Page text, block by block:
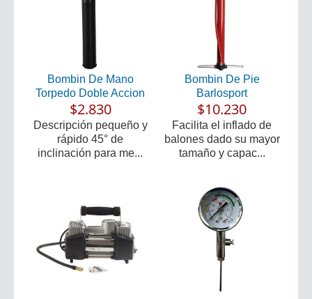
Bombin De Mano
Torpedo Doble Accion
$2.830
Descripción pequeño y
rápido 45° de
inclinación para me...
Bombin De Pie
Barlosport
$10.230
Facilita el inflado de
balones dado su mayor
tamaño y capac...